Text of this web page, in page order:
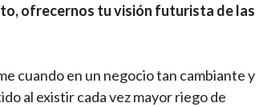
ofrecernos tu visión futurista de las
cuando en un negocio tan cambiante y
al existir cada vez mayor riego de